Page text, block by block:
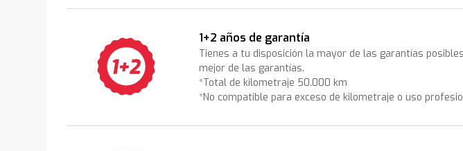
1+2 años de garantía
Tienes a tu disposición la mayor de las garantías
mejor de las garantías.
*Total de kilometraje 50.000 km
*No compatible para exceso de kilometraje o uso